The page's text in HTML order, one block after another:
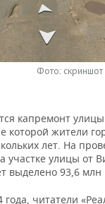
Фото: скриншот
капремонт
которой жители
лет. На
участке улицы от
выделено 93,6 млн
года, читатели